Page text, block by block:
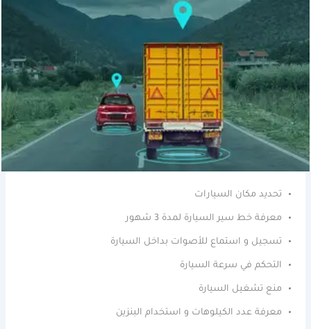
تحديد مكان السيارات
معرفة خط سير السيارة لمدة 3 شهور
تسجيل و استماع للأصوات بداخل السيارة
التحكم في سرعة السيارة
منع تشغيل السيارة
معرفة عدد الكيلوهات و استخدام البنزين